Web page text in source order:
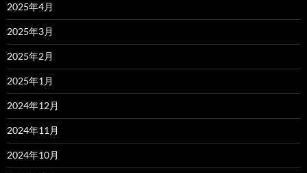
2025年4月
2025年3月
2025年2月
2025年1月
2024年12月
2024年11月
2024年10月